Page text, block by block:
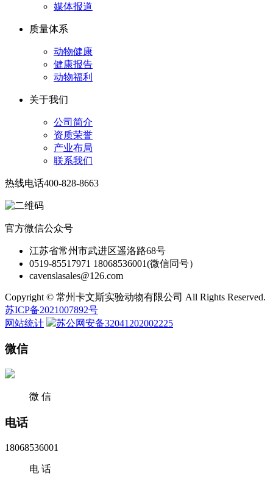
媒体报道
质量体系
动物健康
健康报告
动物福利
关于我们
公司简介
资质荣誉
产业布局
联系我们
热线电话400-828-8663
官方微信公众号
江苏省常州市武进区遥洛路68号
0519-85517971 18068536001(微信同号）
cavenslasales@126.com
Copyright © 常州卡文斯实验动物有限公司 All Rights Reserved.
苏ICP备2021007892号
网站统计
苏公网安备32041202002225
微信
微 信
电话
18068536001
电 话